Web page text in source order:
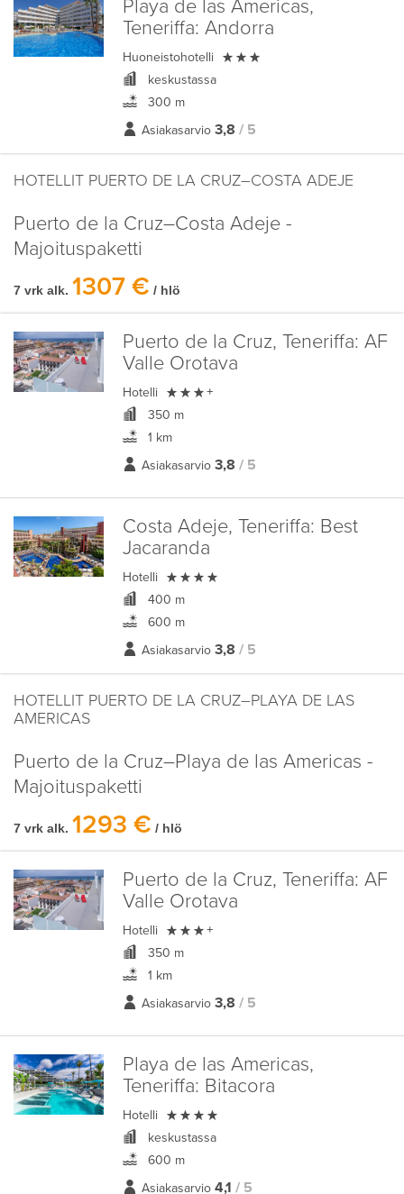
Playa de las Americas,
Teneriffa: Andorra
Huoneistohotelli 
keskustassa
300 m
Asiakasarvio 3,8 / 5
HOTELLIT PUERTO DE LA CRUZ–COSTA ADEJE
Puerto de la Cruz–Costa Adeje -
Majoituspaketti
7 vrk alk. 1307 € / hlö
Puerto de la Cruz, Teneriffa: AF
Valle Orotava
Hotelli  +
350 m
1 km
Asiakasarvio 3,8 / 5
Costa Adeje, Teneriffa: Best
Jacaranda
Hotelli 
400 m
600 m
Asiakasarvio 3,8 / 5
HOTELLIT PUERTO DE LA CRUZ–PLAYA DE LAS
AMERICAS
Puerto de la Cruz–Playa de las Americas -
Majoituspaketti
7 vrk alk. 1293 € / hlö
Puerto de la Cruz, Teneriffa: AF
Valle Orotava
Hotelli  +
350 m
1 km
Asiakasarvio 3,8 / 5
Playa de las Americas,
Teneriffa: Bitacora
Hotelli 
keskustassa
600 m
Asiakasarvio 4,1 / 5